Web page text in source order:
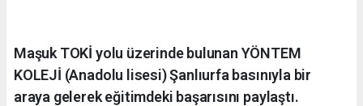
Maşuk TOKİ yolu üzerinde bulunan YÖNTEM
KOLEJİ (Anadolu lisesi) Şanlıurfa basınıyla bir
araya gelerek eğitimdeki başarısını paylaştı.